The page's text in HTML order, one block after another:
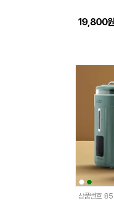
19,800
상품번호